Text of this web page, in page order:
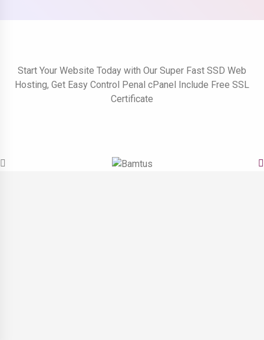
Start Your Website Today with Our Super Fast SSD Web
Hosting, Get Easy Control Penal cPanel Include Free SSL
Certificate